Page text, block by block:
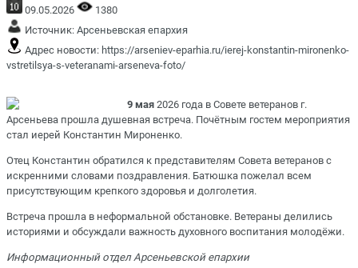
09.05.2026
1380
Источник: Арсеньевская епархия
Адрес новости: https://arseniev-eparhia.ru/ierej-konstantin-mironenko-
vstretilsya-s-veteranami-arseneva-foto/
9 мая 2026 года в Совете ветеранов г.
Арсеньева прошла душевная встреча. Почётным гостем мероприятия
стал иерей Константин Мироненко.
Отец Константин обратился к представителям Совета ветеранов с
искренними словами поздравления. Батюшка пожелал всем
присутствующим крепкого здоровья и долголетия.
Встреча прошла в неформальной обстановке. Ветераны делились
историями и обсуждали важность духовного воспитания молодёжи.
Информационный отдел Арсеньевской епархии